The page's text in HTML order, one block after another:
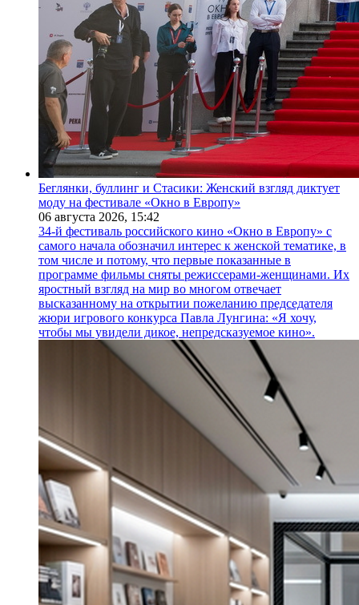
Беглянки, буллинг и Стасики: Женский взгляд диктует
моду на фестивале «Окно в Европу»
06 августа 2026, 15:42
34-й фестиваль российского кино «Окно в Европу» с
самого начала обозначил интерес к женской тематике, в
том числе и потому, что первые показанные в
программе фильмы сняты режиссерами-женщинами. Их
яростный взгляд на мир во многом отвечает
высказанному на открытии пожеланию председателя
жюри игрового конкурса Павла Лунгина: «Я хочу,
чтобы мы увидели дикое, непредсказуемое кино».